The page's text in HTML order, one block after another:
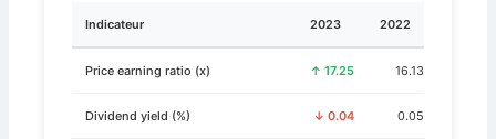
Indicateur 2023 2022
Price earning ratio (x) ↑ 17.25 16.13
Dividend yield (%) ↓ 0.04 0.05